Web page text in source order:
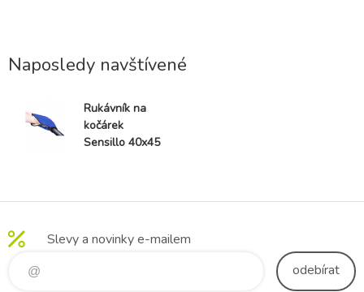
Naposledy navštívené
Rukávník na
kočárek
Sensillo 40x45
Slevy a novinky e-mailem
odebírat